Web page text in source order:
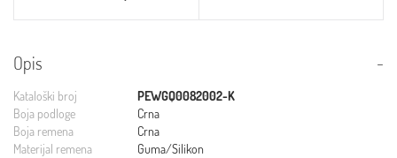
Opis
Kataloški broj
PEWGQ0082002-K
Boja podloge
Crna
Boja remena
Crna
Materijal remena
Guma/Silikon